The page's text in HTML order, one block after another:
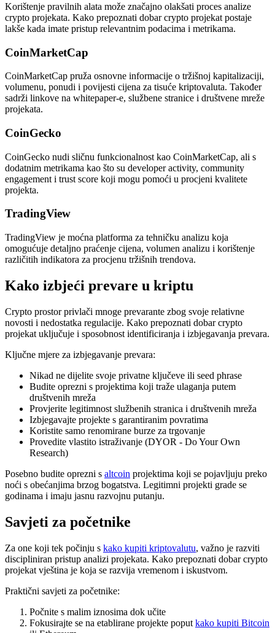
Korištenje pravilnih alata može značajno olakšati proces analize
crypto projekata. Kako prepoznati dobar crypto projekat postaje
lakše kada imate pristup relevantnim podacima i metrikama.
CoinMarketCap
CoinMarketCap pruža osnovne informacije o tržišnoj kapitalizaciji,
volumenu, ponudi i povijesti cijena za tisuće kriptovaluta. Također
sadrži linkove na whitepaper-e, službene stranice i društvene mreže
projekata.
CoinGecko
CoinGecko nudi sličnu funkcionalnost kao CoinMarketCap, ali s
dodatnim metrikama kao što su developer activity, community
engagement i trust score koji mogu pomoći u procjeni kvalitete
projekta.
TradingView
TradingView je moćna platforma za tehničku analizu koja
omogućuje detaljno praćenje cijena, volumen analizu i korištenje
različitih indikatora za procjenu tržišnih trendova.
Kako izbjeći prevare u kriptu
Crypto prostor privlači mnoge prevarante zbog svoje relativne
novosti i nedostatka regulacije. Kako prepoznati dobar crypto
projekat uključuje i sposobnost identificiranja i izbjegavanja prevara.
Ključne mjere za izbjegavanje prevara:
Nikad ne dijelite svoje privatne ključeve ili seed phrase
Budite oprezni s projektima koji traže ulaganja putem
društvenih mreža
Provjerite legitimnost službenih stranica i društvenih mreža
Izbjegavajte projekte s garantiranim povratima
Koristite samo renomirane burze za trgovanje
Provedite vlastito istraživanje (DYOR - Do Your Own
Research)
Posebno budite oprezni s altcoin projektima koji se pojavljuju preko
noći s obećanjima brzog bogatstva. Legitimni projekti grade se
godinama i imaju jasnu razvojnu putanju.
Savjeti za početnike
Za one koji tek počinju s kako kupiti kriptovalutu, važno je razviti
discipliniran pristup analizi projekata. Kako prepoznati dobar crypto
projekat vještina je koja se razvija vremenom i iskustvom.
Praktični savjeti za početnike:
Počnite s malim iznosima dok učite
Fokusirajte se na etablirane projekte poput kako kupiti Bitcoin